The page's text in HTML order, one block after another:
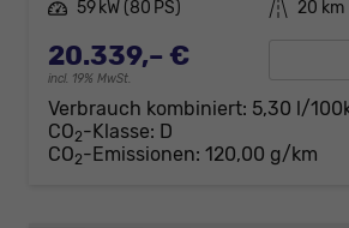
Leistung 59 kW (80 PS) Kilometerstand 20 km
20.339,– €
incl. 19% MwSt.
Verbrauch kombiniert: 5,30 l/
CO2-Klasse: D
CO2-Emissionen: 120,00 g/km